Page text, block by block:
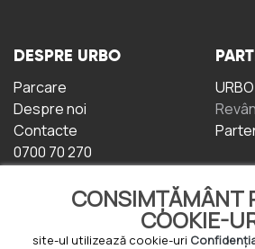
CONSIMȚĂMÂNT
COOKIE-
site-ul utilizează cookie-uri
DESPRE URBO
Parcare
Despre noi
Contacte
0700 70 270